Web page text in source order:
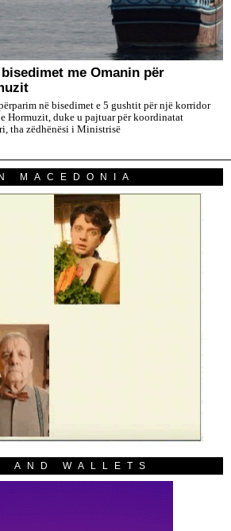
me Omanin për
në bisedimet e 5 gushtit për një korridor
Hormuzit, duke u pajtuar për koordinatat
tha zëdhënësi i Ministrisë
MACEDONIA
AND WALLETS